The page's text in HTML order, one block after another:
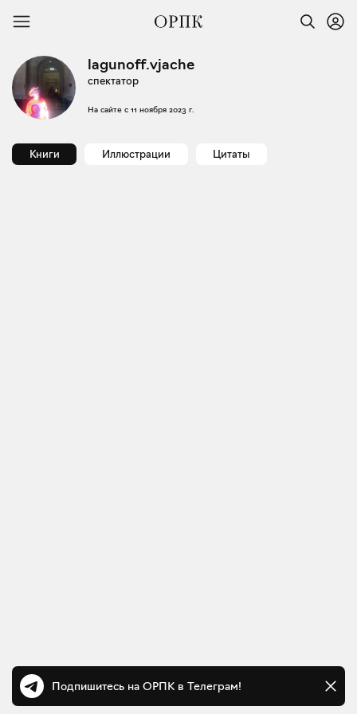
lagunoff.vjache
спектатор
На сайте с 11 ноября 2023 г.
Книги Иллюстрации Цитаты
Подпишитесь на ОРПК в Телеграм!